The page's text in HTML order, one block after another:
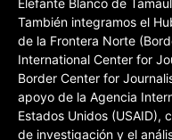
Elefante Blanco de
También integramos el
de la Frontera Norte
International Center for
Border Center for
apoyo de la Agencia
Estados Unidos (USAID),
de investigación y el